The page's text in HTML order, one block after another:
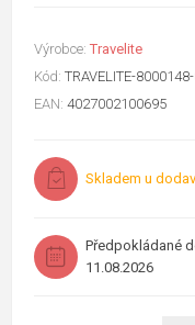
Výrobce: Travelite
Kód: TRAVELITE-
EAN: 4027002100695
Skladem u
Předpokládané
11.08.2026